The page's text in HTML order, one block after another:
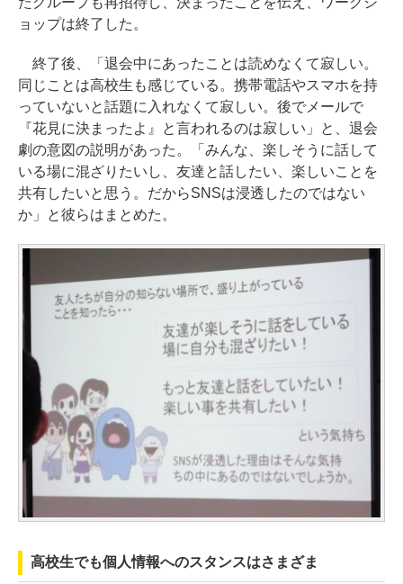
ョップは終了した。
終了後、「退会中にあったことは読めなくて寂しい。
同じことは高校生も感じている。携帯電話やスマホを持
っていないと話題に入れなくて寂しい。後でメールで
『花見に決まったよ』と言われるのは寂しい」と、退会
劇の意図の説明があった。「みんな、楽しそうに話して
いる場に混ざりたいし、友達と話したい、楽しいことを
共有したいと思う。だからSNSは浸透したのではない
か」と彼らはまとめた。
高校生でも個人情報へのスタンスはさまざま